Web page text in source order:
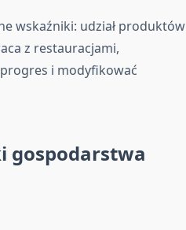
wskaźniki: udział produktów
z restauracjami,
i modyfikować
gospodarstwa